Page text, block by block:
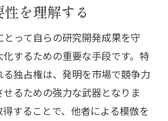
図面の作成で特許出願を強化
ける図面の役割
れる詳細度と正確さ
本技術を習得する
を理解する
って自らの研究開発成果を守
するための重要な手段です。特
独占権は、発明を市場で競争力
るための強力な武器となりま
することで、他者による模倣を